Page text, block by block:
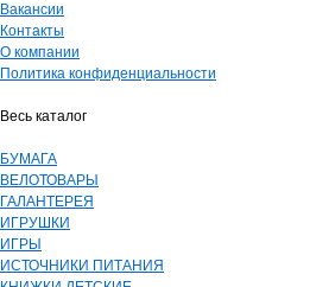
Вакансии
Контакты
О компании
Политика конфиденциальности
Весь каталог
БУМАГА
ВЕЛОТОВАРЫ
ГАЛАНТЕРЕЯ
ИГРУШКИ
ИГРЫ
ИСТОЧНИКИ ПИТАНИЯ